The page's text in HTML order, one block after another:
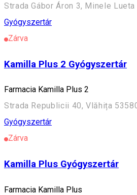
Strada Gábor Áron 3, Minele
Gyógyszertár
Zárva
Kamilla Plus 2 Gyógyszertár
Farmacia Kamilla Plus 2
Strada Republicii 40, Vlăhița
Gyógyszertár
Zárva
Kamilla Plus Gyógyszertár
Farmacia Kamilla Plus